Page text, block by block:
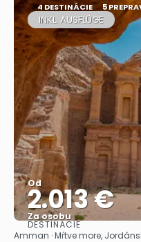
4 DESTINÁCIE 5
INKL. AUSFLÜGE
Od
2.013 €
Za osobu
DESTINÁCIE
Amman · Mŕtve more,